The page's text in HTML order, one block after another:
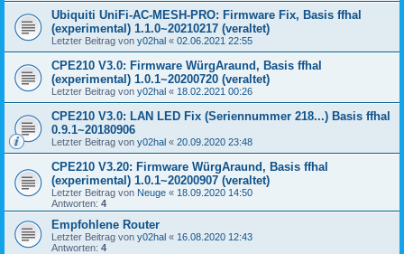
Ubiquiti UniFi-AC-MESH-PRO: Firmware Fix, Basis ffhal
(experimental) 1.1.0~20210217 (veraltet)
Letzter Beitrag von y02hal « 02.06.2021 22:55
CPE210 V3.0: Firmware WürgAraund, Basis ffhal
(experimental) 1.0.1~20200720 (veraltet)
Letzter Beitrag von y02hal « 18.02.2021 00:26
CPE210 V3.0: LAN LED Fix (Seriennummer 218...) Basis ffhal
0.9.1~20180906
Letzter Beitrag von y02hal « 20.09.2020 23:48
CPE210 V3.20: Firmware WürgAraund, Basis ffhal
(experimental) 1.0.1~20200907 (veraltet)
Letzter Beitrag von Neuge « 18.09.2020 14:50
Antworten: 4
Empfohlene Router
Letzter Beitrag von y02hal « 16.08.2020 12:43
Antworten: 4